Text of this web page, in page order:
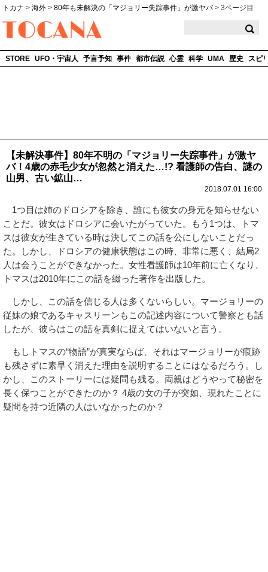
トカナ > 海外 > 80年も未解決の「マジョリー失踪事件」が激ヤバ> 3ページ目
STORE UFO・宇宙人 予言予知 事件 都市伝説 心霊 科学 UMA 歴史 スピ
【未解決事件】80年不明の「マジョリー失踪事件」が激ヤ
バ！4歳の赤毛少女が忽然と消えた…!? 看護師の告白、謎の
山男、古い鉱山…
2018.07.01 16:00
1つ目は姉のドロシアを除き、誰にも彼女の身元を知らせない
ことだ。彼女はドロシアに会いたがっていた。もう1つは、トマ
スは彼女が生きている時は決してこの話を公にしないことだっ
た。しかし、ドロシアの健康状態はこの時、非常に悪く、結局2
人は会うことができなかった。女性看護師は10年前に亡くなり、
トマスは2010年にこの話を綴った著作を出版した。
しかし、この話を信じる人は多くないらしい。マージョリーの
従妹の娘であるキャスリーンもこの記述内容について警察とも話
したが、彼らはこの話を真剣に捉えてはいないと言う。
もしトマスの“物語”が真実ならば、それはマージョリーが痕跡
も残さずに素早く消えた理由を説明することにはなるだろう。し
かし、このストーリーには疑問も残る。両親はどうやって秘密を
長く保つことができたのか？ 4歳の女の子が突如、現れたことに
疑問を持つ近隣の人はいなかったのか？